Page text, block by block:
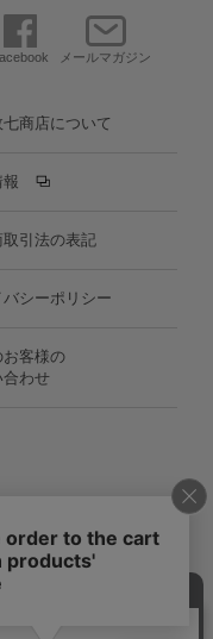
メールマガジン
商店について
取引法の表記
バシーポリシー
お客様の
合わせ